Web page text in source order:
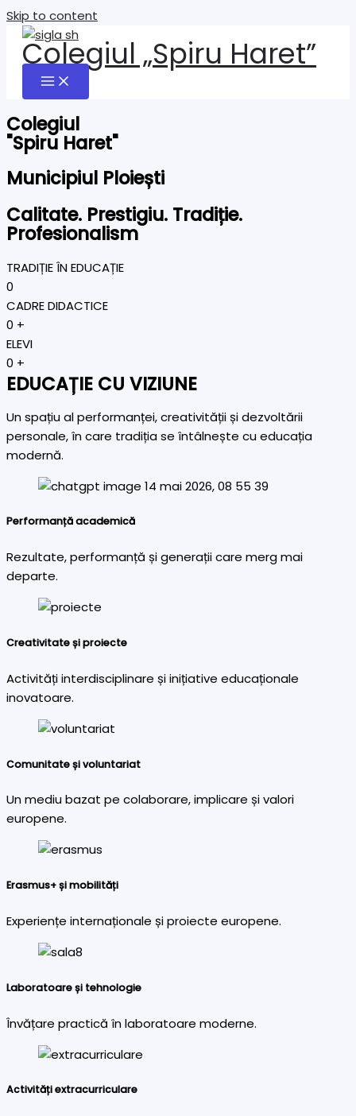
Skip to content
Colegiul „Spiru Haret”
Colegiul
"Spiru Haret"
Municipiul Ploiești
Calitate. Prestigiu. Tradiție.
Profesionalism
TRADIȚIE ÎN EDUCAȚIE
0
CADRE DIDACTICE
0 +
ELEVI
0 +
EDUCAȚIE CU VIZIUNE
Un spațiu al performanței, creativității și dezvoltării
personale, în care tradiția se întâlnește cu educația
modernă.
Performanță academică
Rezultate, performanță și generații care merg mai
departe.
Creativitate și proiecte
Activități interdisciplinare și inițiative educaționale
inovatoare.
Comunitate și voluntariat
Un mediu bazat pe colaborare, implicare și valori
europene.
Erasmus+ și mobilități
Experiențe internaționale și proiecte europene.
Laboratoare și tehnologie
Învățare practică în laboratoare moderne.
Activități extracurriculare